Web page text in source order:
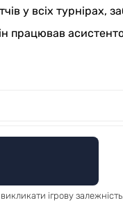
у всіх турнірах,
працював
ігрову